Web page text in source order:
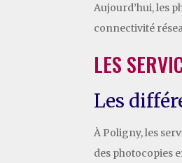
Aujourd’hui, les
connectivité
LES
Les
À Poligny, les
des photocopies